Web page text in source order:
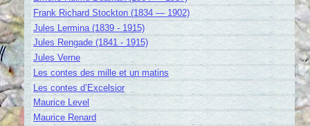
Frank Richard Stockton (1834 — 1902)
Jules Lermina (1839 - 1915)
Jules Rengade (1841 - 1915)
Jules Verne
Les contes des mille et un matins
Les contes d’Excelsior
Maurice Level
Maurice Renard